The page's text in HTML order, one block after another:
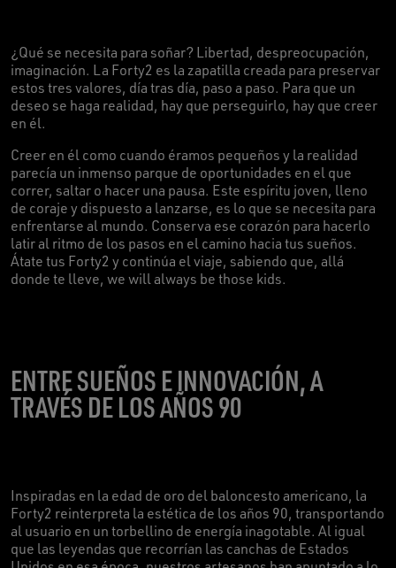
¿Qué se necesita para soñar? Libertad, despreocupación,
imaginación. La Forty2 es la zapatilla creada para preservar
estos tres valores, día tras día, paso a paso. Para que un
deseo se haga realidad, hay que perseguirlo, hay que creer
en él.
Creer en él como cuando éramos pequeños y la realidad
parecía un inmenso parque de oportunidades en el que
correr, saltar o hacer una pausa. Este espíritu joven, lleno
de coraje y dispuesto a lanzarse, es lo que se necesita para
enfrentarse al mundo. Conserva ese corazón para hacerlo
latir al ritmo de los pasos en el camino hacia tus sueños.
Átate tus Forty2 y continúa el viaje, sabiendo que, allá
donde te lleve, we will always be those kids.
ENTRE SUEÑOS E INNOVACIÓN, A
TRAVÉS DE LOS AÑOS 90
Inspiradas en la edad de oro del baloncesto americano, la
Forty2 reinterpreta la estética de los años 90, transportando
al usuario en un torbellino de energía inagotable. Al igual
que las leyendas que recorrían las canchas de Estados